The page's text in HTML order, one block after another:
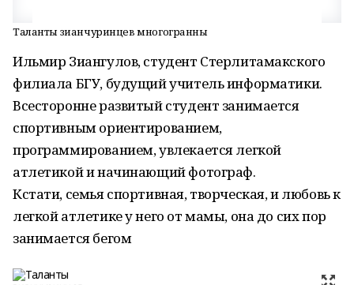
Таланты зианчуринцев многогранны
Ильмир Зиангулов, студент Стерлитамакского
филиала БГУ, будущий учитель информатики.
Всесторонне развитый студент занимается
спортивным ориентированием,
программированием, увлекается легкой
атлетикой и начинающий фотограф.
Кстати, семья спортивная, творческая, и любовь к
легкой атлетике у него от мамы, она до сих пор
занимается бегом